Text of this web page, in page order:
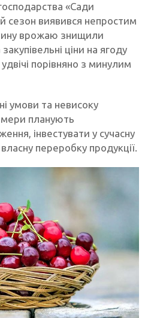
«Сади
сезон виявився непростим
врожаю знищили
ціни на ягоду
порівняно з минулим
умови та невисоку
планують
інвестувати у сучасну
переробку продукції.